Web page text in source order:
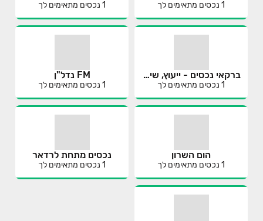
1 נכסים מתאימים לך 1 נכסים מתאימים לך
ברקאי נכסים - ייעוץ, שיווק ותיווך נדל"ן
1 נכסים מתאימים לך
FM נדל"ן
1 נכסים מתאימים לך
הום השרון
1 נכסים מתאימים לך
נכסים מתחת לרדאר
1 נכסים מתאימים לך